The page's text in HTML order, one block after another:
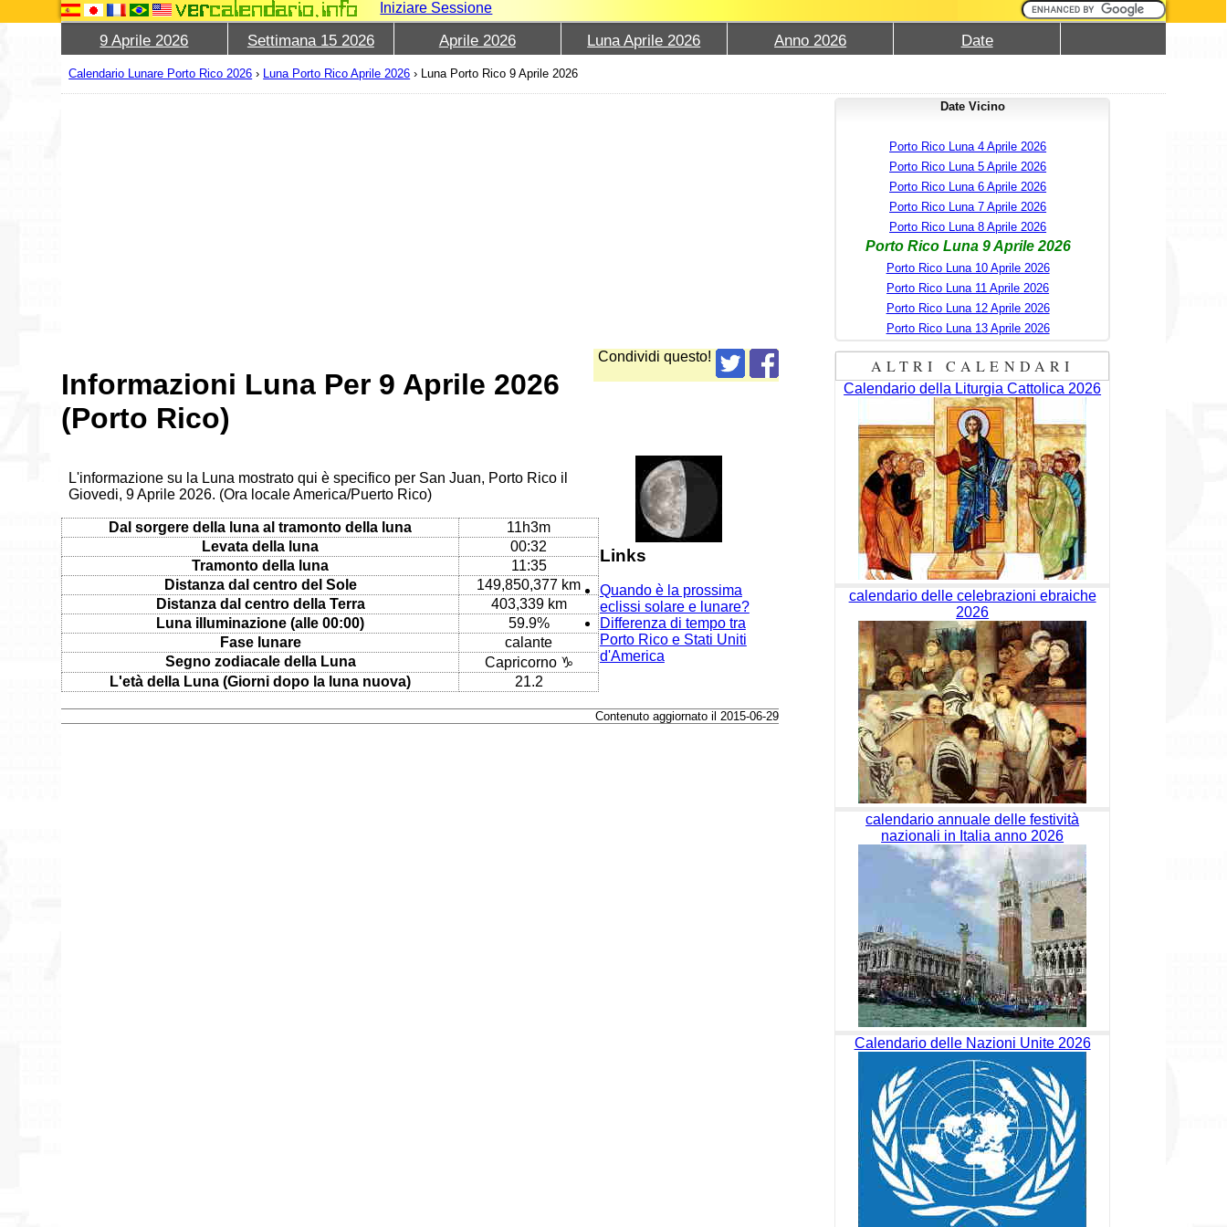
Iniziare Sessione
9 Aprile 2026 Settimana 15 2026 Aprile 2026 Luna Aprile 2026 Anno 2026 Date
Calendario Lunare Porto Rico 2026 › Luna Porto Rico Aprile 2026 › Luna Porto Rico 9 Aprile 2026
Condividi questo!
Informazioni Luna Per 9 Aprile 2026
(Porto Rico)
L'informazione su la Luna mostrato qui è specifico per San Juan, Porto Rico il
Giovedi, 9 Aprile 2026. (Ora locale America/Puerto Rico)
Dal sorgere della luna al tramonto della luna
11h3m
Levata della luna
00:32
Tramonto della luna
11:35
Distanza dal centro del Sole
149,850,377 km
Distanza dal centro della Terra
403,339 km
Luna illuminazione (alle 00:00)
59.9%
Fase lunare
calante
Segno zodiacale della Luna
Capricorno ♑
L'età della Luna (Giorni dopo la luna nuova)
21.2
Links
Quando è la prossima
eclissi solare e lunare?
Differenza di tempo tra
Porto Rico e Stati Uniti
d'America
Contenuto aggiornato il 2015-06-29
Date Vicino
Porto Rico Luna 4 Aprile 2026
Porto Rico Luna 5 Aprile 2026
Porto Rico Luna 6 Aprile 2026
Porto Rico Luna 7 Aprile 2026
Porto Rico Luna 8 Aprile 2026
Porto Rico Luna 9 Aprile 2026
Porto Rico Luna 10 Aprile 2026
Porto Rico Luna 11 Aprile 2026
Porto Rico Luna 12 Aprile 2026
Porto Rico Luna 13 Aprile 2026
ALTRI CALENDARI
Calendario della Liturgia Cattolica 2026
calendario delle celebrazioni ebraiche
2026
calendario annuale delle festività
nazionali in Italia anno 2026
Calendario delle Nazioni Unite 2026